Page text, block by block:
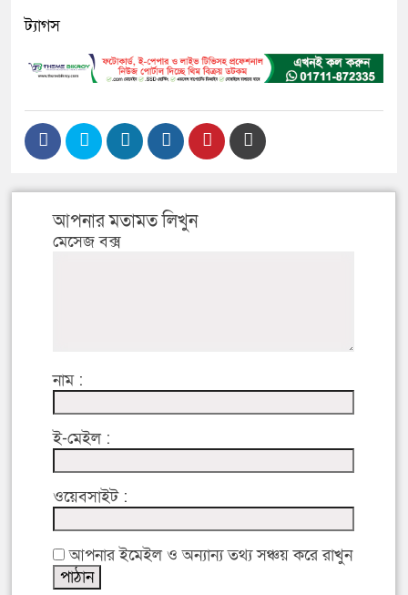
ট্যাগস
আপনার মতামত লিখুন
মেসেজ বক্স
নাম :
ই-মেইল :
ওয়েবসাইট :
আপনার ইমেইল ও অন্যান্য তথ্য সঞ্চয় করে রাখুন